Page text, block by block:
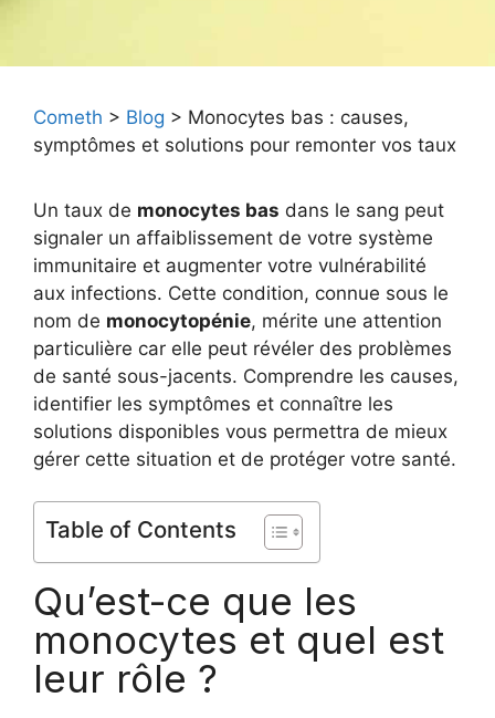
Cometh > Blog > Monocytes bas : causes,
symptômes et solutions pour remonter vos taux
Un taux de monocytes bas dans le sang peut
signaler un affaiblissement de votre système
immunitaire et augmenter votre vulnérabilité
aux infections. Cette condition, connue sous le
nom de monocytopénie, mérite une attention
particulière car elle peut révéler des problèmes
de santé sous-jacents. Comprendre les causes,
identifier les symptômes et connaître les
solutions disponibles vous permettra de mieux
gérer cette situation et de protéger votre santé.
Table of Contents
Qu’est-ce que les
monocytes et quel est
leur rôle ?